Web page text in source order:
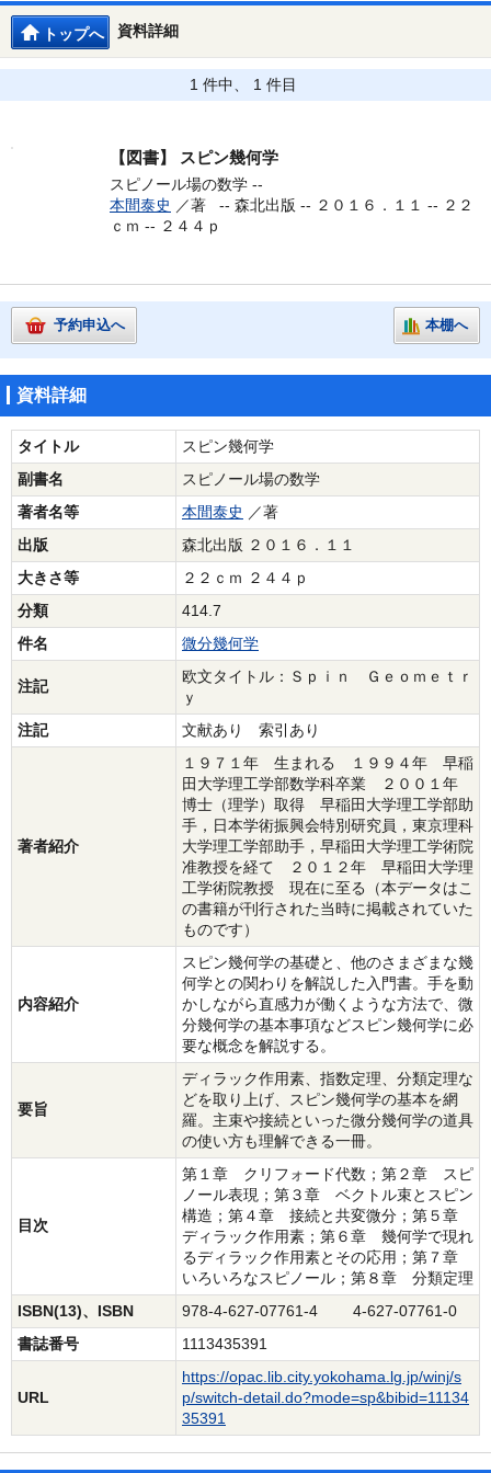
資料詳細
トップへ
1 件中、 1 件目
【図書】 スピン幾何学
スピノール場の数学 --
本間泰史 ／著 -- 森北出版 -- ２０１６．１１ -- ２２
ｃｍ -- ２４４ｐ
予約申込へ 本棚へ
資料詳細
タイトル
スピン幾何学
副書名
スピノール場の数学
著者名等
本間泰史 ／著
出版
森北出版 ２０１６．１１
大きさ等
２２ｃｍ ２４４ｐ
分類
414.7
件名
微分幾何学
注記
欧文タイトル：Ｓｐｉｎ Ｇｅｏｍｅｔｒ
ｙ
注記
文献あり 索引あり
著者紹介
１９７１年 生まれる １９９４年 早稲
田大学理工学部数学科卒業 ２００１年
博士（理学）取得 早稲田大学理工学部助
手，日本学術振興会特別研究員，東京理科
大学理工学部助手，早稲田大学理工学術院
准教授を経て ２０１２年 早稲田大学理
工学術院教授 現在に至る（本データはこ
の書籍が刊行された当時に掲載されていた
ものです）
内容紹介
スピン幾何学の基礎と、他のさまざまな幾
何学との関わりを解説した入門書。手を動
かしながら直感力が働くような方法で、微
分幾何学の基本事項などスピン幾何学に必
要な概念を解説する。
要旨
ディラック作用素、指数定理、分類定理な
どを取り上げ、スピン幾何学の基本を網
羅。主束や接続といった微分幾何学の道具
の使い方も理解できる一冊。
目次
第１章 クリフォード代数；第２章 スピ
ノール表現；第３章 ベクトル束とスピン
構造；第４章 接続と共変微分；第５章
ディラック作用素；第６章 幾何学で現れ
るディラック作用素とその応用；第７章
いろいろなスピノール；第８章 分類定理
ISBN(13)、ISBN
978-4-627-07761-4 4-627-07761-0
書誌番号
1113435391
URL
https://opac.lib.city.yokohama.lg.jp/winj/s
p/switch-detail.do?mode=sp&bibid=11134
35391